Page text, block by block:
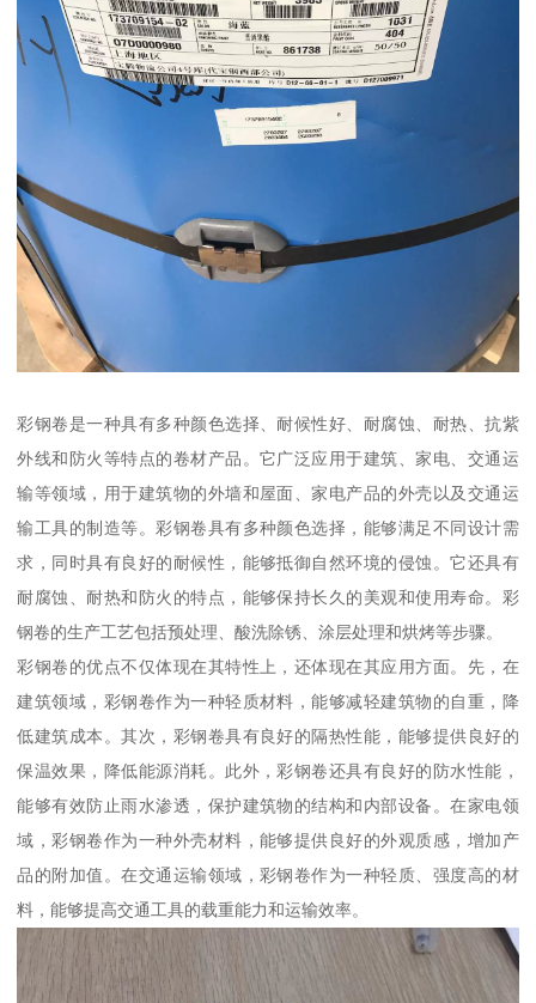
彩钢卷是一种具有多种颜色选择、耐候性好、耐腐蚀、耐热、抗紫
外线和防火等特点的卷材产品。它广泛应用于建筑、家电、交通运
输等领域，用于建筑物的外墙和屋面、家电产品的外壳以及交通运
输工具的制造等。彩钢卷具有多种颜色选择，能够满足不同设计需
求，同时具有良好的耐候性，能够抵御自然环境的侵蚀。它还具有
耐腐蚀、耐热和防火的特点，能够保持长久的美观和使用寿命。彩
钢卷的生产工艺包括预处理、酸洗除锈、涂层处理和烘烤等步骤。
彩钢卷的优点不仅体现在其特性上，还体现在其应用方面。先，在
建筑领域，彩钢卷作为一种轻质材料，能够减轻建筑物的自重，降
低建筑成本。其次，彩钢卷具有良好的隔热性能，能够提供良好的
保温效果，降低能源消耗。此外，彩钢卷还具有良好的防水性能，
能够有效防止雨水渗透，保护建筑物的结构和内部设备。在家电领
域，彩钢卷作为一种外壳材料，能够提供良好的外观质感，增加产
品的附加值。在交通运输领域，彩钢卷作为一种轻质、强度高的材
料，能够提高交通工具的载重能力和运输效率。